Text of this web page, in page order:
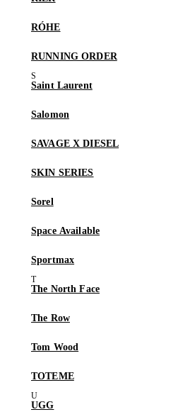
RÓHE
RUNNING ORDER
Saint Laurent
Salomon
SAVAGE X DIESEL
SKIN SERIES
Sorel
Space Available
Sportmax
The North Face
The Row
Tom Wood
TOTEME
UGG